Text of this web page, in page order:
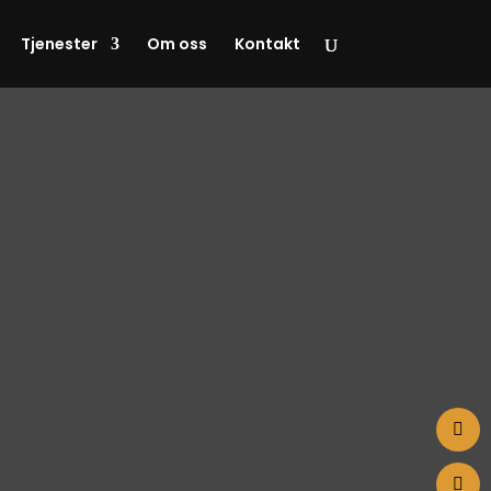
Tjenester Om oss Kontakt